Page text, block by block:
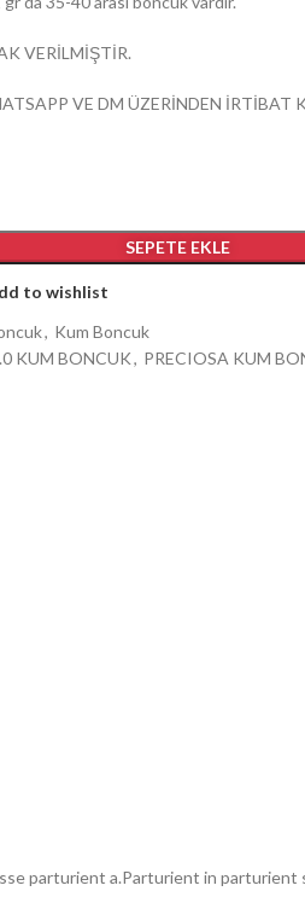
VERİLMİŞTİR.
VE DM ÜZERİNDEN İRTİBAT
SEPETE EKLE
to wishlist
, Kum Boncuk
KUM BONCUK, PRECIOSA KUM
parturient a.Parturient in parturient